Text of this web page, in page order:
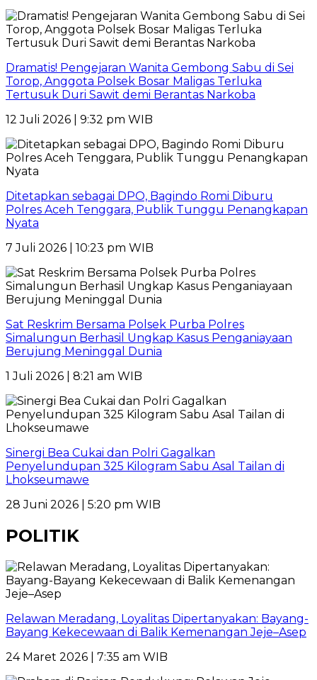
Dramatis! Pengejaran Wanita Gembong Sabu di Sei
Torop, Anggota Polsek Bosar Maligas Terluka
Tertusuk Duri Sawit demi Berantas Narkoba
12 Juli 2026 | 9:32 pm WIB
Ditetapkan sebagai DPO, Bagindo Romi Diburu
Polres Aceh Tenggara, Publik Tunggu Penangkapan
Nyata
7 Juli 2026 | 10:23 pm WIB
Sat Reskrim Bersama Polsek Purba Polres
Simalungun Berhasil Ungkap Kasus Penganiayaan
Berujung Meninggal Dunia
1 Juli 2026 | 8:21 am WIB
Sinergi Bea Cukai dan Polri Gagalkan
Penyelundupan 325 Kilogram Sabu Asal Tailan di
Lhokseumawe
28 Juni 2026 | 5:20 pm WIB
POLITIK
Relawan Meradang, Loyalitas Dipertanyakan: Bayang-
Bayang Kekecewaan di Balik Kemenangan Jeje–Asep
24 Maret 2026 | 7:35 am WIB